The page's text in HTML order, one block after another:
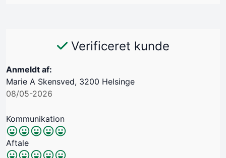
Verificeret kunde
Anmeldt af:
Marie A Skensved, 3200 Helsinge
08/05-2026
Kommunikation
Aftale